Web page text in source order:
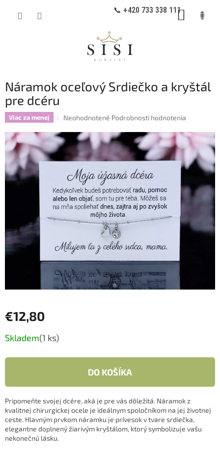
📞 +420 733 338 111
Náramok oceľový Srdiečko a kryštál
pre dcéru
Viac za menej
Priemerné
produktu
je
z
hviezdičiek.
Neohodnotené Podrobnosti hodnotenia
€12,80
Jednotková
cena:
Skladem(1 ks)
DO KOŠÍKA
Pripomeňte svojej dcére, aká je pre vás dôležitá. Náramok z
kvalitnej chirurgickej ocele je ideálnym spoločníkom na jej životnej
ceste. Hlavným prvkom náramku je prívesok v tvare srdiečka,
elegantne doplnený žiarivým kryštálom, ktorý symbolizuje vašu
nekonečnú lásku.